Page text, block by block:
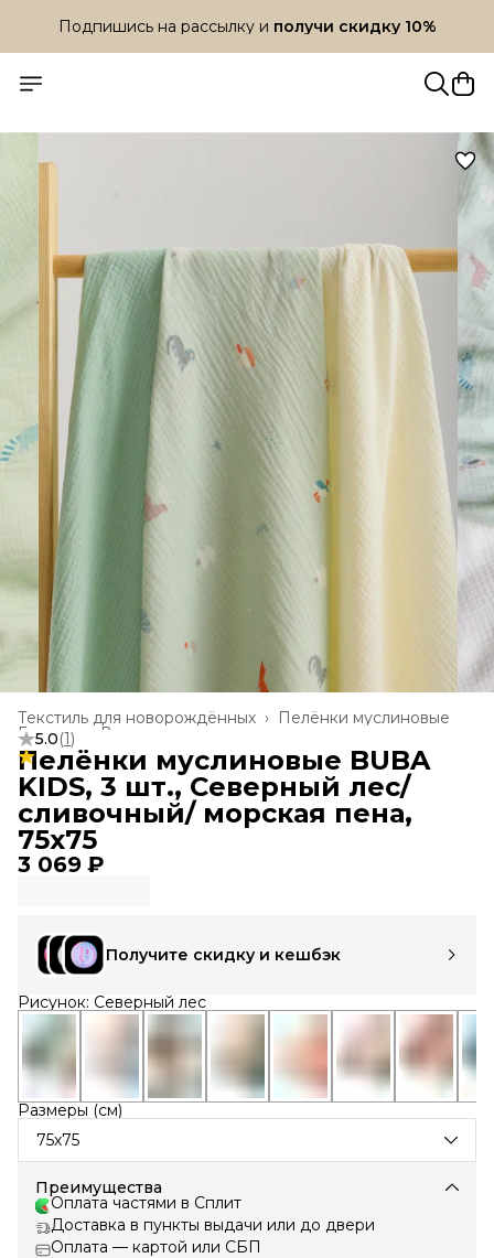
Подпишись на рассылку и получи скидку 10%
получи скидку 10%
Пелёнки муслиновые
Текстиль для новорождённых ›
Все товары
Главная
5.0(1)
Пелёнки муслиновые BUBA
KIDS, 3 шт., Северный лес/
сливочный/ морская пена,
75х75
3 069 ₽
Получите скидку и кешбэк
Рисунок: Северный лес
Размеры (см)
75х75
Преимущества
Оплата частями в Сплит
Доставка в пункты выдачи или до двери
Оплата — картой или СБП